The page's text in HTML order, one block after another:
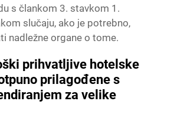
s člankom 3. stavkom 1.
slučaju, ako je potrebno,
nadležne organe o tome.
prihvatljive hotelske
prilagođene s
za velike